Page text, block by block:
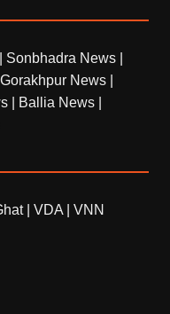
Sonbhadra News
Gorakhpur News
Ballia News
| VDA VNN